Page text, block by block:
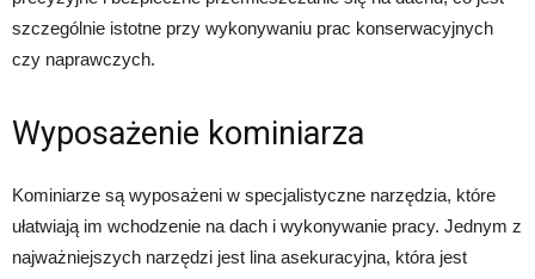
szczególnie istotne przy wykonywaniu prac konserwacyjnych
czy naprawczych.
Wyposażenie kominiarza
Kominiarze są wyposażeni w specjalistyczne narzędzia, które
ułatwiają im wchodzenie na dach i wykonywanie pracy. Jednym z
najważniejszych narzędzi jest lina asekuracyjna, która jest